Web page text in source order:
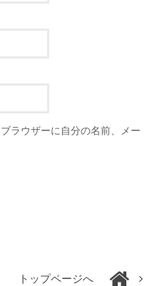
ラウザーに自分の名前、メー
トップページへ